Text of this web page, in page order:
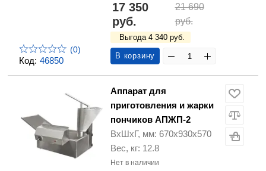
Код: 46850
(0)
17 350
руб.
21 690
руб.
Выгода 4 340 руб.
В корзину
Аппарат для
приготовления и жарки
пончиков АПЖП-2
ВхШхГ, мм: 670х930х570
Вес, кг: 12.8
Нет в наличии